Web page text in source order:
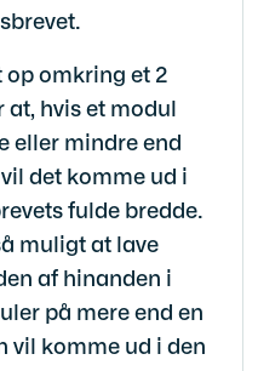
op omkring et 2
at, hvis et modul
eller mindre end
det komme ud i
fulde bredde.
muligt at lave
af hinanden i
på mere end en
vil komme ud i den